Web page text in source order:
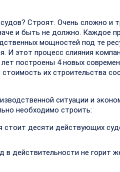
Строят. Очень сложно и
быть не должно. Каждое
мощностей под те
И этот процесс слияния
построены 4 новых
их строительства
ситуации и
необходимо строить:
стоит десяти действующих
в действительности не горит